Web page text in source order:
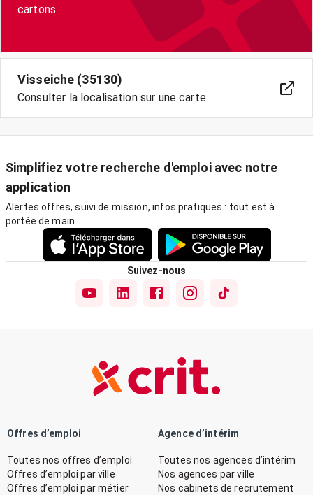
cartons.
Visseiche (35130)
Consulter la localisation sur une carte
Simplifiez votre recherche d'emploi avec notre
application
Alertes offres, suivi de mission, infos pratiques : tout est à
portée de main.
Suivez-nous
Offres d’emploi
Toutes nos offres d’emploi
Offres d’emploi par ville
Offres d’emploi par métier
Agence d’intérim
Toutes nos agences d’intérim
Nos agences par ville
Nos cabinets de recrutement